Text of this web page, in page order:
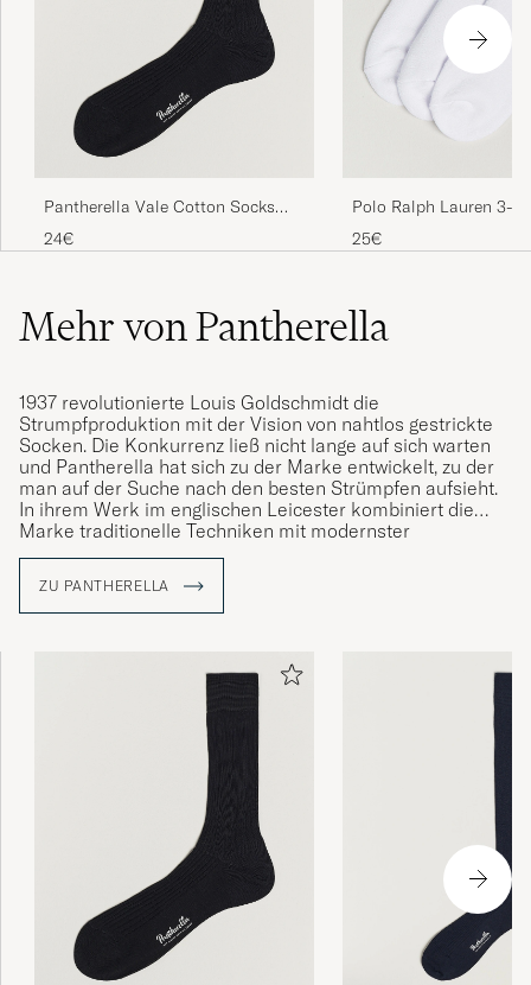
Pantherella Vale Cotton Socks
Black
24€
Polo Ralph Lauren 3-
Quarter Socks White
25€
Mehr von Pantherella
1937 revolutionierte Louis Goldschmidt die
Strumpfproduktion mit der Vision von nahtlos gestrickte
Socken. Die Konkurrenz ließ nicht lange auf sich warten
und Pantherella hat sich zu der Marke entwickelt, zu der
man auf der Suche nach den besten Strümpfen aufsieht.
In ihrem Werk im englischen Leicester kombiniert die
Marke traditionelle Techniken mit modernster
Technologie in perfekter Harmonie.
ZU PANTHERELLA